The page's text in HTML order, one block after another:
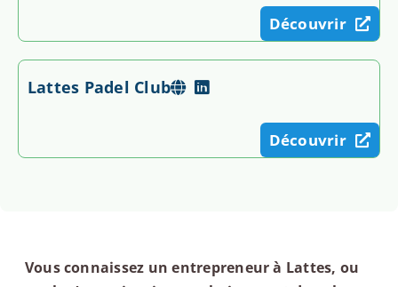
Découvrir
Lattes Padel Club
Découvrir
Vous connaissez un entrepreneur à Lattes, ou